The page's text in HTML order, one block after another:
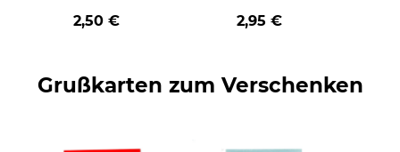
2,50 €
geschenkt
2,95 €
Grußkarten zum Verschenken